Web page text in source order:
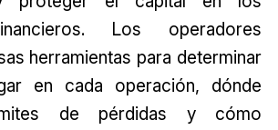
Los operadores
herramientas para determinar
en cada operación, dónde
de pérdidas y cómo